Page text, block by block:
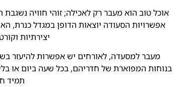
אוכל טוב הוא מעבר רק לאכילה; זוהי חוויה
אפשרויות הסעודה יוצאות הדופן במגדל כנרת,
יצירתיות
מעבר למסעדה, לאורחים יש אפשרות להיעזר
בנוחות המפוארת של חדריהם, בכל שעה ביום או
תמיד